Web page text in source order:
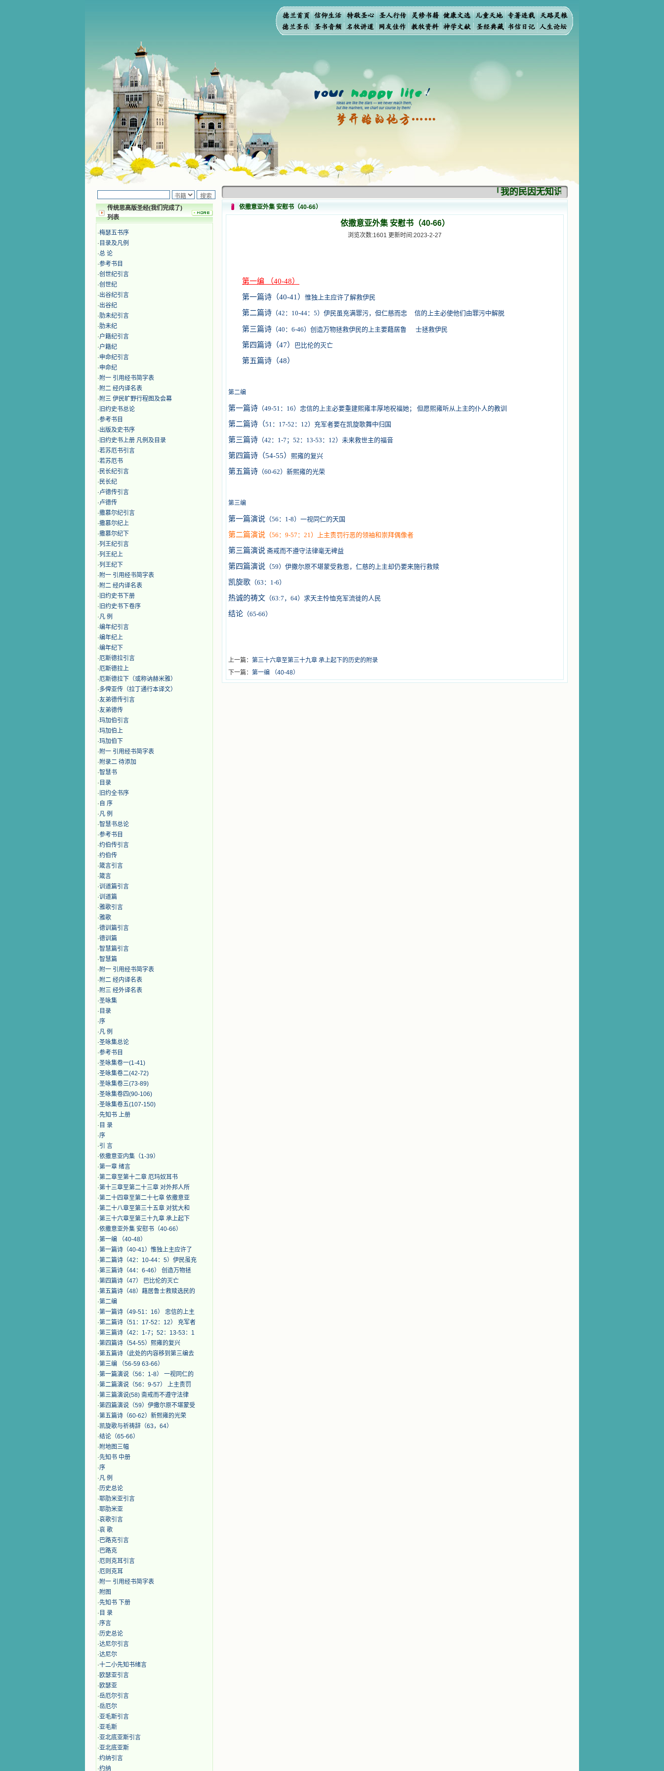
传统思高版圣经(我们完成了)
列表
·梅瑟五书序
· 目录及凡例
·总 论
·参考书目
·创世纪引言
·创世纪
·出谷纪引言
·出谷纪
·肋未纪引言
·肋未纪
·户籍纪引言
·户籍纪
·申命纪引言
·申命纪
· 附一 引用经书简字表
· 附二 经内译名表
· 附三 伊民旷野行程图及会幕
· 旧约史书总论
·参考书目
·出版及史书序
· 旧约史书上册 凡例及目录
·若苏厄书引言
·若苏厄书
· 民长纪引言
· 民长纪
·卢德传引言
·卢德传
·撒慕尔纪引言
·撒慕尔纪上
·撒慕尔纪下
·列王纪引言
·列王纪上
·列王纪下
· 附一 引用经书简字表
· 附二 经内译名表
· 旧约史书下册
· 旧约史书下卷序
·凡 例
·编年纪引言
·编年纪上
·编年纪下
·厄斯德拉引言
·厄斯德拉上
·厄斯德拉下（或称讷赫米雅）
·多俾亚传（拉丁通行本译文）
·友弟德传引言
·友弟德传
·玛加伯引言
·玛加伯上
·玛加伯下
· 附一 引用经书简字表
· 附录二 待添加
·智慧书
· 目录
· 旧约全书序
· 自 序
·凡 例
·智慧书总论
·参考书目
·约伯传引言
·约伯传
·箴言引言
·箴言
·训道篇引言
·训道篇
·雅歌引言
·雅歌
·德训篇引言
·德训篇
·智慧篇引言
·智慧篇
· 附一 引用经书简字表
· 附二 经内译名表
· 附三 经外译名表
·圣咏集
· 目录
·序
·凡 例
·圣咏集总论
·参考书目
·圣咏集卷一(1-41)
·圣咏集卷二(42-72)
·圣咏集卷三(73-89)
·圣咏集卷四(90-106)
·圣咏集卷五(107-150)
·先知书 上册
· 目 录
·序
·引 言
·​依撒意亚内集（1-39）
·第一章 绪言
·第二章至第十二章 厄玛奴耳书
·第十三章至第二十三章 对外邦人所
·第二十四章至第二十七章 依撒意亚
·第二十八章至第三十五章 对犹大和
·第三十六章至第三十九章 承上起下
·依撒意亚外集 安慰书（40-66）
·第一编 （40-48）
·第一篇诗（40-41）惟独上主应许了
·第二篇诗（42：10-44：5）伊民虽充
·第三篇诗（44：6-46） 创造万物拯
·第四篇诗（47） 巴比伦的灭亡
·第五篇诗（48）藉居鲁士救赎选民的
·第二编
·第一篇诗（49-51：16） 忠信的上主
·第二篇诗（51：17-52：12） 充军者
·第三篇诗（42：1-7；52：13-53：1
·第四篇诗（54-55）熙雍的复兴
·第五篇诗（此处的内容移到第三编去
·第三编 （56-59 63-66）
·第一篇演说（56：1-8） 一视同仁的
·第二篇演说（56：9-57） 上主责罚
·第三篇演说(58) 斋戒而不遵守法律
·第四篇演说（59）伊撒尔原不堪蒙受
·第五篇诗（60-62）新熙雍的光荣
·凯旋歌与祈祷辞（63，64）
·结论（65-66）
· 附地图三幅
·先知书 中册
·序
·凡 例
·历史总论
·耶肋米亚引言
·耶肋米亚
·哀歌引言
·哀 歌
·巴路克引言
·巴路克
·厄则克耳引言
·厄则克耳
· 附一 引用经书简字表
· 附图
·先知书 下册
· 目 录
·序言
·历史总论
·达尼尔引言
·达尼尔
·十二小先知书绪言
·欧瑟亚引言
·欧瑟亚
·岳厄尔引言
·岳厄尔
·亚毛斯引言
·亚毛斯
·亚北底亚斯引言
·亚北底亚斯
·约纳引言
·约纳
「我的民因无知识而灭亡。你弃掉知识，我
依撒意亚外集 安慰书（40-66）
依撒意亚外集 安慰书（40-66）
浏览次数:1601 更新时间:2023-2-27
第一编 （40-48）
第一篇诗（40-41 ） 惟独上主应许了解救伊民
第二篇诗 （42 ： 10-44： 5）伊民虽充满罪污，但仁慈而忠 信的上主必使他们由罪污中解脱
第三篇诗 （40 ： 6-46）创造万物拯救伊民的上主要藉居鲁 士拯救伊民
第四篇诗（47） 巴比伦的灭亡
第五篇诗（48）
第二编
第一篇诗 （49-51 ： 16）忠信的上主必要重建熙雍丰厚地祝福她； 但愿熙雍听从上主的仆人的教训
第二篇诗（51 ： 17-52 ： 12）充军者要在凯旋歌舞中归国
第三篇诗 （42 ： 1-7 ； 52 ： 13-53 ： 12）未来救世主的福音
第四篇诗（54-55） 熙雍的复兴
第五篇诗 （60-62）新熙雍的光荣
第三编
第一篇演说 （56 ： 1-8）一视同仁的天国
第二篇演说 （56 ： 9-57 ： 21）上主责罚行恶的领袖和崇拜偶像者
第三篇演说 斋戒而不遵守法律毫无裨益
第四篇演说 （59）伊撒尔原不堪蒙受救恩，仁慈的上主却仍要来施行救赎
凯旋歌 （63 ： 1-6）
热诚的祷文 （63:7 ， 64）求天主怜恤充军流徙的人民
结论 （65-66）
上一篇： 第三十六章至第三十九章 承上起下的历史的附录
下一篇： 第一编 （40-48）